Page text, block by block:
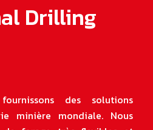
Drilling
des solutions
minière mondiale. Nous